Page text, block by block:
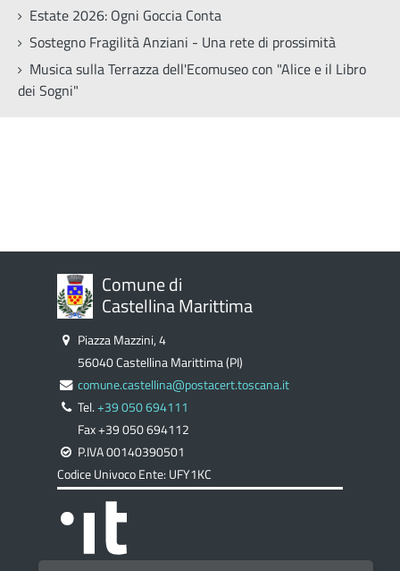
Estate 2026: Ogni Goccia Conta
Sostegno Fragilità Anziani - Una rete di prossimità
Musica sulla Terrazza dell'Ecomuseo con "Alice e il Libro
dei Sogni"
Comune di
Castellina Marittima
Piazza Mazzini, 4
56040 Castellina Marittima (PI)
comune.castellina@postacert.toscana.it
Tel.+39 050 694111
Fax +39 050 694112
P.IVA 00140390501
Codice Univoco Ente: UFY1KC